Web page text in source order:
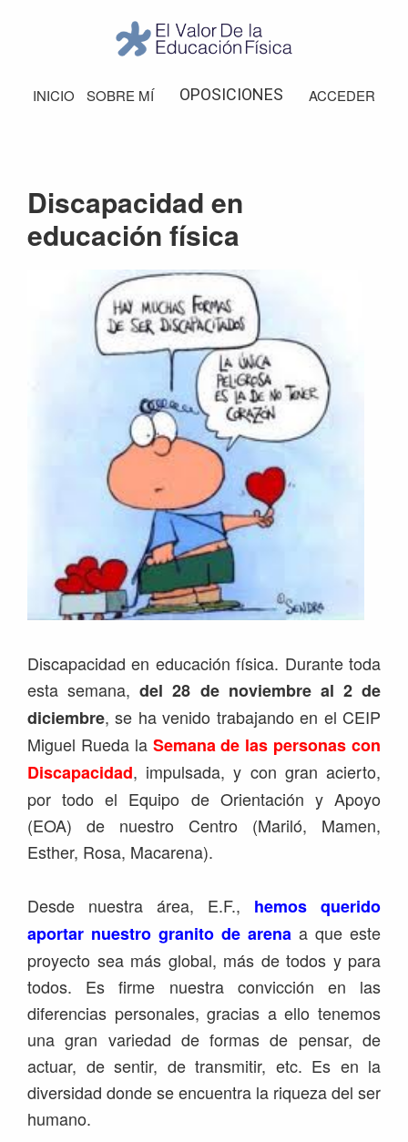
navegación
principal
Valor
de
INICIO SOBRE MÍ OPOSICIONES ACCEDER
Discapacidad en
educación física
Discapacidad en educación física. Durante toda
esta semana,del 28 de noviembre al 2 de
diciembre, se ha venido trabajando en el CEIP
Miguel Rueda la Semana de las personas con
Discapacidad, impulsada, y con gran acierto,
por todo el Equipo de Orientación y Apoyo
(EOA) de nuestro Centro (Mariló, Mamen,
Esther, Rosa, Macarena).
Desde nuestra área, E.F., hemos querido
aportar nuestro granito de arena a que este
proyecto sea más global, más de todos y para
todos. Es firme nuestra convicción en las
diferencias personales, gracias a ello tenemos
una gran variedad de formas de pensar, de
actuar, de sentir, de transmitir, etc. Es en la
diversidad donde se encuentra la riqueza del ser
humano.